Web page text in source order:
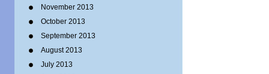
November 2013
October 2013
September 2013
August 2013
July 2013